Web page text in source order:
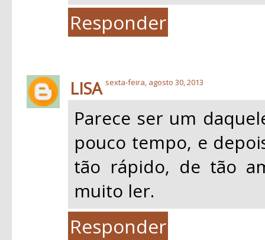
Responder
LISA sexta-feira, agosto 30, 2013
Parece ser um
pouco tempo, e
tão rápido, de tão
muito ler.
Responder